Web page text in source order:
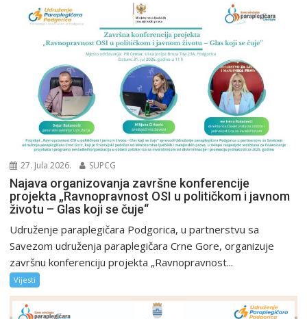
27. Jula 2026. SUPCG
Najava organizovanja završne konferencije
projekta „Ravnopravnost OSI u političkom i javnom
životu – Glas koji se čuje“
Udruženje paraplegičara Podgorica, u partnerstvu sa
Savezom udruženja paraplegičara Crne Gore, organizuje
završnu konferenciju projekta „Ravnopravnost...
Vijesti